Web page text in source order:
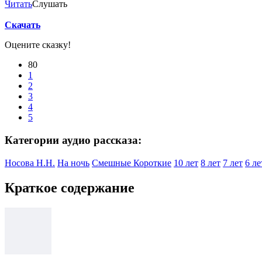
ЧитатьСлушать
Скачать
Оцените сказку!
80
1
2
3
4
5
Категории аудио рассказа:
Носова Н.Н. На ночь Смешные Короткие 10 лет 8 лет 7 лет 6
Краткое содержание